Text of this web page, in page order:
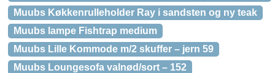
Muubs Køkkenrulleholder Ray i sandsten og ny teak
Muubs lampe Fishtrap medium
Muubs Lille Kommode m/2 skuffer – jern 59
Muubs Loungesofa valnød/sort – 152